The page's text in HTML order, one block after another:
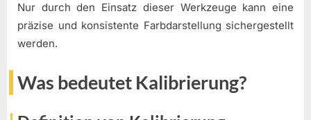
Nur durch den Einsatz dieser Werkzeuge kann eine
präzise und konsistente Farbdarstellung sichergestellt
werden.
Was bedeutet Kalibrierung?